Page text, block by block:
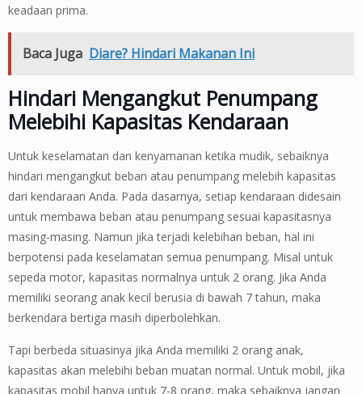
keadaan prima.
Baca Juga Diare? Hindari Makanan Ini
Hindari Mengangkut Penumpang
Melebihi Kapasitas Kendaraan
Untuk keselamatan dan kenyamanan ketika mudik, sebaiknya
hindari mengangkut beban atau penumpang melebih kapasitas
dari kendaraan Anda. Pada dasarnya, setiap kendaraan didesain
untuk membawa beban atau penumpang sesuai kapasitasnya
masing-masing. Namun jika terjadi kelebihan beban, hal ini
berpotensi pada keselamatan semua penumpang. Misal untuk
sepeda motor, kapasitas normalnya untuk 2 orang. Jika Anda
memiliki seorang anak kecil berusia di bawah 7 tahun, maka
berkendara bertiga masih diperbolehkan.
Tapi berbeda situasinya jika Anda memiliki 2 orang anak,
kapasitas akan melebihi beban muatan normal. Untuk mobil, jika
kapasitas mobil hanya untuk 7-8 orang, maka sebaiknya jangan